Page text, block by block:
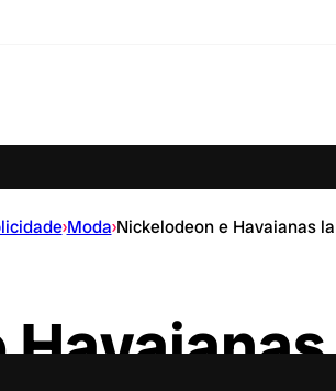
›Moda›Nickelodeon e Havaianas